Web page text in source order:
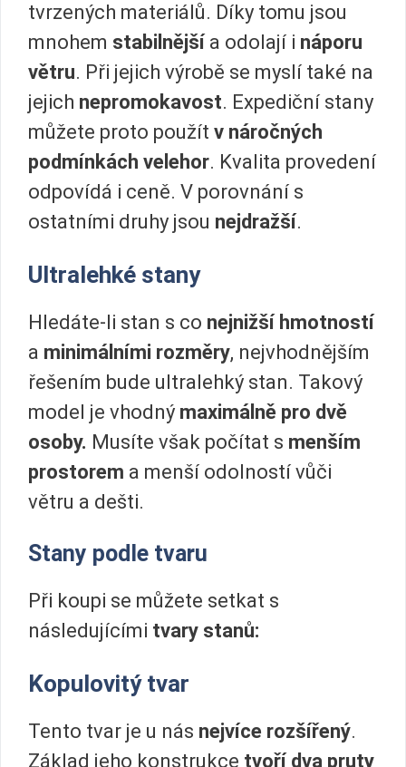
tvrzených materiálů. Díky tomu jsou
mnohem stabilnější a odolají i náporu
větru. Při jejich výrobě se myslí také na
jejich nepromokavost. Expediční stany
můžete proto použít v náročných
podmínkách velehor. Kvalita provedení
odpovídá i ceně. V porovnání s
ostatními druhy jsou nejdražší.
Ultralehké stany
Hledáte-li stan s co nejnižší hmotností
a minimálními rozměry, nejvhodnějším
řešením bude ultralehký stan. Takový
model je vhodný maximálně pro dvě
osoby. Musíte však počítat s menším
prostorem a menší odolností vůči
větru a dešti.
Stany podle tvaru
Při koupi se můžete setkat s
následujícími tvary stanů:
Kopulovitý tvar
Tento tvar je u nás nejvíce rozšířený.
Základ jeho konstrukce tvoří dva pruty